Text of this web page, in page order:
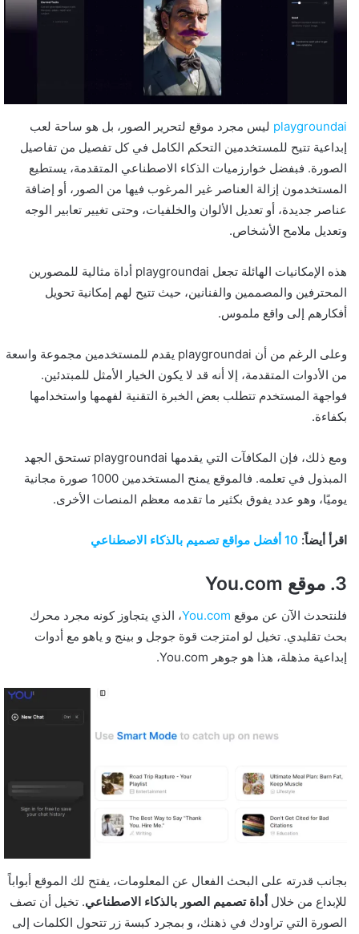
playgroundai ليس مجرد موقع لتحرير الصور، بل هو ساحة لعب
إبداعية تتيح للمستخدمين التحكم الكامل في كل تفصيل من تفاصيل
الصورة. فبفضل خوارزميات الذكاء الاصطناعي المتقدمة، يستطيع
المستخدمون إزالة العناصر غير المرغوب فيها من الصور، أو إضافة
عناصر جديدة، أو تعديل الألوان والخلفيات، وحتى تغيير تعابير الوجه
وتعديل ملامح الأشخاص.
هذه الإمكانيات الهائلة تجعل playgroundai أداة مثالية للمصورين
المحترفين والمصممين والفنانين، حيث تتيح لهم إمكانية تحويل
أفكارهم إلى واقع ملموس.
وعلى الرغم من أن playgroundai يقدم للمستخدمين مجموعة واسعة
من الأدوات المتقدمة، إلا أنه قد لا يكون الخيار الأمثل للمبتدئين.
فواجهة المستخدم تتطلب بعض الخبرة التقنية لفهمها واستخدامها
بكفاءة.
ومع ذلك، فإن المكافآت التي يقدمها playgroundai تستحق الجهد
المبذول في تعلمه. فالموقع يمنح المستخدمين 1000 صورة مجانية
يوميًا، وهو عدد يفوق بكثير ما تقدمه معظم المنصات الأخرى.
اقرأ أيضاً: 10 أفضل مواقع تصميم بالذكاء الاصطناعي
3. موقع You.com
فلنتحدث الآن عن موقع You.com، الذي يتجاوز كونه مجرد محرك
بحث تقليدي. تخيل لو امتزجت قوة جوجل و بينج و ياهو مع أدوات
إبداعية مذهلة، هذا هو جوهر You.com.
بجانب قدرته على البحث الفعال عن المعلومات، يفتح لك الموقع أبواباً
للإبداع من خلال أداة تصميم الصور بالذكاء الاصطناعي. تخيل أن تصف
الصورة التي تراودك في ذهنك، و بمجرد كبسة زر تتحول الكلمات إلى